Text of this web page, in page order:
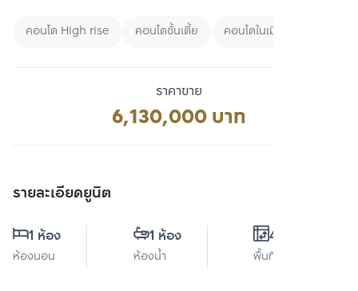
คอนโด High rise คอนโดชั้นเตี้ย คอนโดในเมือง
ราคาขาย
6,130,000 บาท
รายละเอียดยูนิต
1 ห้อง
ห้องนอน
1 ห้อง
ห้องน้ำ
43 ตร.ม.
พื้นที่ใช้สอย